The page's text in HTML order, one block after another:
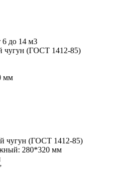
до 14 м3
чугун (ГОСТ 1412-85)
мм
чугун (ГОСТ 1412-85)
280*320 мм